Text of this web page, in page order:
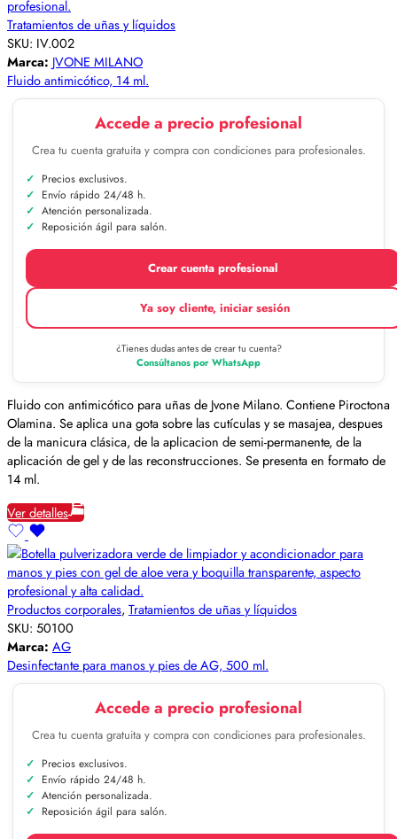
Tratamientos de uñas y líquidos
SKU: IV.002
Marca: JVONE MILANO
Fluido antimicótico, 14 ml.
Accede a precio profesional
Crea tu cuenta gratuita y compra con condiciones para profesionales.
Precios exclusivos.
Envío rápido 24/48 h.
Atención personalizada.
Reposición ágil para salón.
Crear cuenta profesional
Ya soy cliente, iniciar sesión
¿Tienes dudas antes de crear tu cuenta?
Consúltanos por WhatsApp
Fluido con antimicótico para uñas de Jvone Milano. Contiene Piroctona
Olamina. Se aplica una gota sobre las cutículas y se masajea, despues
de la manicura clásica, de la aplicacion de semi-permanente, de la
aplicación de gel y de las reconstrucciones. Se presenta en formato de
14 ml.
Ver detalles
Productos corporales, Tratamientos de uñas y líquidos
SKU: 50100
Marca: AG
Desinfectante para manos y pies de AG, 500 ml.
Accede a precio profesional
Crea tu cuenta gratuita y compra con condiciones para profesionales.
Precios exclusivos.
Envío rápido 24/48 h.
Atención personalizada.
Reposición ágil para salón.